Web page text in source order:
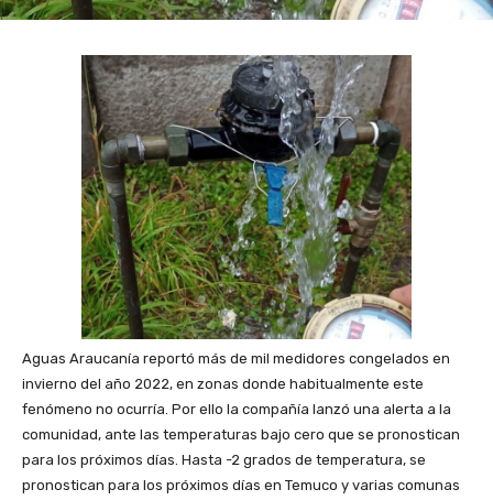
Aguas Araucanía reportó más de mil medidores congelados en
invierno del año 2022, en zonas donde habitualmente este
fenómeno no ocurría. Por ello la compañía lanzó una alerta a la
comunidad, ante las temperaturas bajo cero que se pronostican
para los próximos días. Hasta -2 grados de temperatura, se
pronostican para los próximos días en Temuco y varias comunas